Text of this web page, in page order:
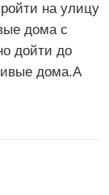
на улицу
дома с
дойти до
дома.А